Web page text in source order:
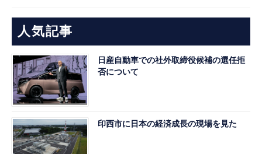
人気記事
日産自動車での社外取締役候補の選任拒
否について
印西市に日本の経済成長の現場を見た